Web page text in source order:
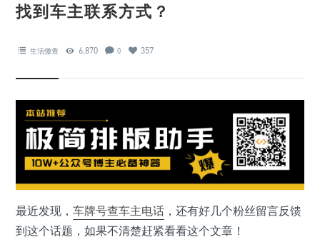
找到车主联系方式？
生活缴查 6,870 0 357
最近发现， 车牌号查车主电话 ，还有好几个粉丝留言反馈
到这个话题，如果不清楚赶紧看看这个文章！